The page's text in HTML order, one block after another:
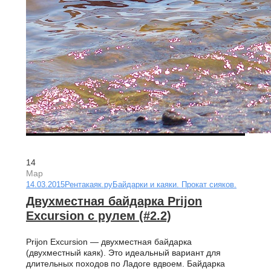
14
Мар
14.03.2015Рентакаяк.руБайдарки и каяки. Прокат сияков.
Двухместная байдарка Prijon
Excursion с рулем (#2.2)
Prijon Excursion — двухместная байдарка
(двухместный каяк). Это идеальный вариант для
длительных походов по Ладоге вдвоем. Байдарка